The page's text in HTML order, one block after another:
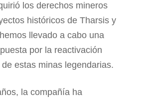
los derechos mineros
históricos de Tharsis y
llevado a cabo una
por la reactivación
estas minas legendarias.
la compañía ha